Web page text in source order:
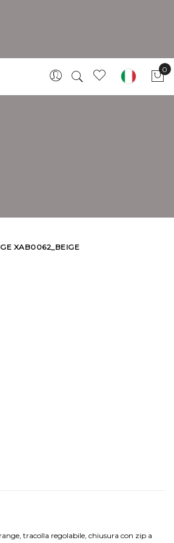
0
XAB0062_BEIGE
tracolla regolabile, chiusura con zip a